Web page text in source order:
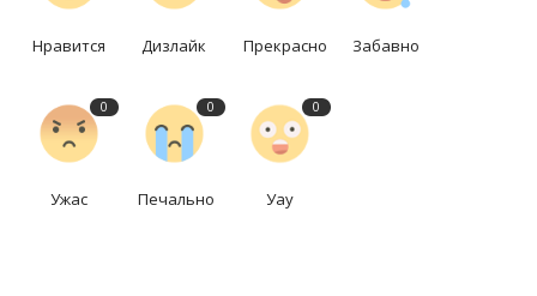
Нравится Дизлайк Прекрасно Забавно
0
Ужас
0
Печально
0
Уау